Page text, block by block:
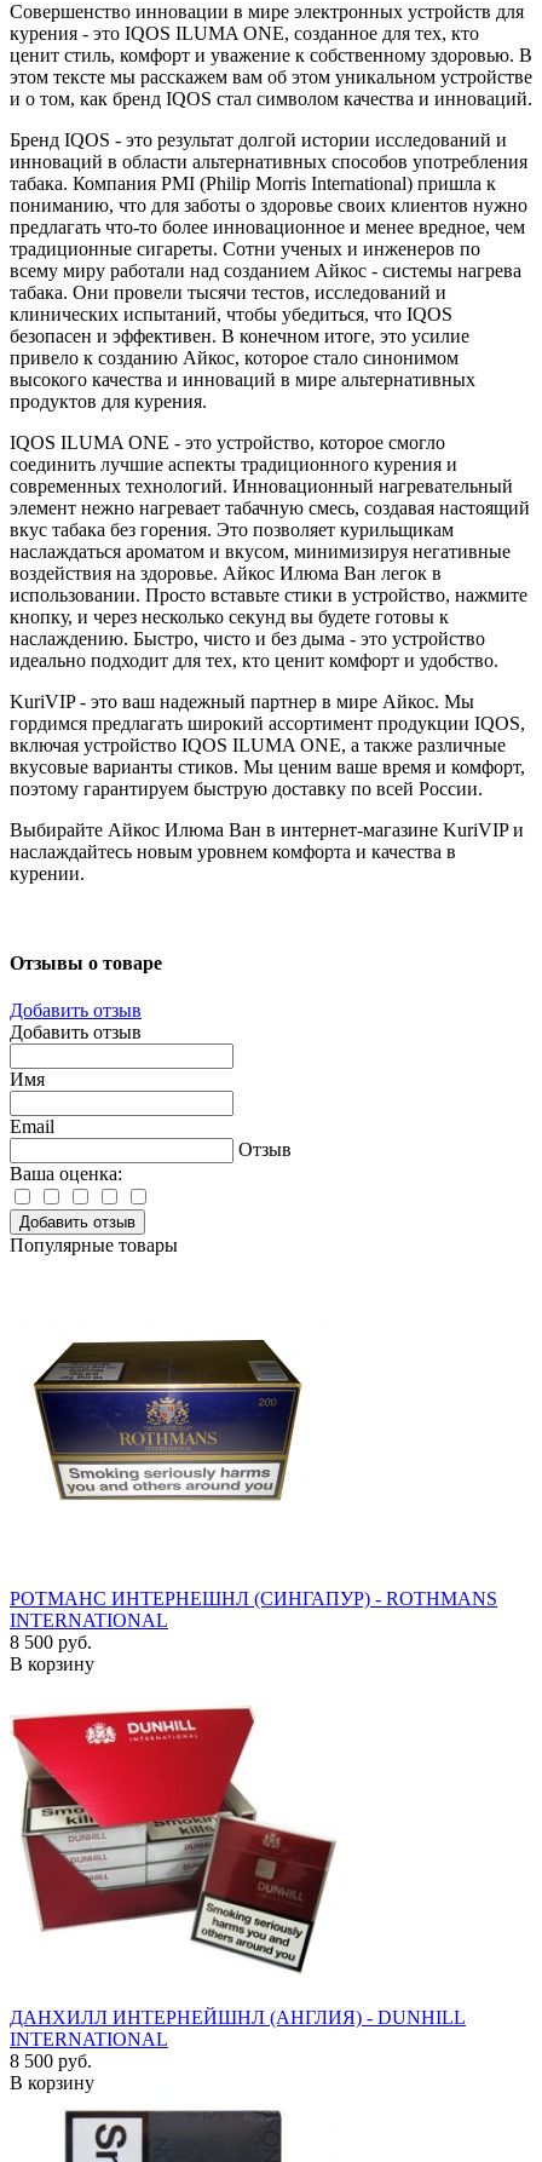
Совершенство инновации в мире электронных устройств для
курения - это IQOS ILUMA ONE, созданное для тех, кто
ценит стиль, комфорт и уважение к собственному здоровью. В
этом тексте мы расскажем вам об этом уникальном устройстве
и о том, как бренд IQOS стал символом качества и инноваций.
Бренд IQOS - это результат долгой истории исследований и
инноваций в области альтернативных способов употребления
табака. Компания PMI (Philip Morris International) пришла к
пониманию, что для заботы о здоровье своих клиентов нужно
предлагать что-то более инновационное и менее вредное, чем
традиционные сигареты. Сотни ученых и инженеров по
всему миру работали над созданием Айкос - системы нагрева
табака. Они провели тысячи тестов, исследований и
клинических испытаний, чтобы убедиться, что IQOS
безопасен и эффективен. В конечном итоге, это усилие
привело к созданию Айкос, которое стало синонимом
высокого качества и инноваций в мире альтернативных
продуктов для курения.
IQOS ILUMA ONE - это устройство, которое смогло
соединить лучшие аспекты традиционного курения и
современных технологий. Инновационный нагревательный
элемент нежно нагревает табачную смесь, создавая настоящий
вкус табака без горения. Это позволяет курильщикам
наслаждаться ароматом и вкусом, минимизируя негативные
воздействия на здоровье. Айкос Илюма Ван легок в
использовании. Просто вставьте стики в устройство, нажмите
кнопку, и через несколько секунд вы будете готовы к
наслаждению. Быстро, чисто и без дыма - это устройство
идеально подходит для тех, кто ценит комфорт и удобство.
KuriVIP - это ваш надежный партнер в мире Айкос. Мы
гордимся предлагать широкий ассортимент продукции IQOS,
включая устройство IQOS ILUMA ONE, а также различные
вкусовые варианты стиков. Мы ценим ваше время и комфорт,
поэтому гарантируем быструю доставку по всей России.
Выбирайте Айкос Илюма Ван в интернет-магазине KuriVIP и
наслаждайтесь новым уровнем комфорта и качества в
курении.
Отзывы о товаре
Добавить отзыв
Добавить отзыв
Имя
Email
Отзыв
Ваша оценка:
Добавить отзыв
Популярные товары
РОТМАНС ИНТЕРНЕШНЛ (СИНГАПУР) - ROTHMANS
INTERNATIONAL
8 500 руб.
В корзину
ДАНХИЛЛ ИНТЕРНЕЙШНЛ (АНГЛИЯ) - DUNHILL
INTERNATIONAL
8 500 руб.
В корзину